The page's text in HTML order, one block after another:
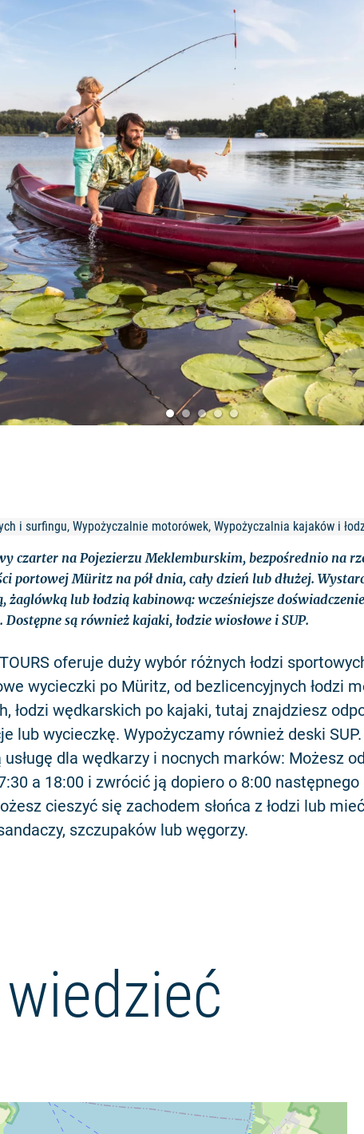
i surfingu, Wypożyczalnie motorówek, Wypożyczalnia kajaków i
czarter na Pojezierzu Meklemburskim, bezpośrednio na
portowej Müritz na pół dnia, cały dzień lub dłużej.
żaglówką lub łodzią kabinową: wcześniejsze
są również kajaki, łodzie wiosłowe i SUP.
oferuje duży wybór różnych łodzi
wycieczki po Müritz, od bezlicencyjnych łodzi
łodzi wędkarskich po kajaki, tutaj znajdziesz
lub wycieczkę. Wypożyczamy również deski
dla wędkarzy i nocnych marków: Możesz
a 18:00 i zwrócić ją dopiero o 8:00 następnego
cieszyć się zachodem słońca z łodzi lub
szczupaków lub węgorzy.